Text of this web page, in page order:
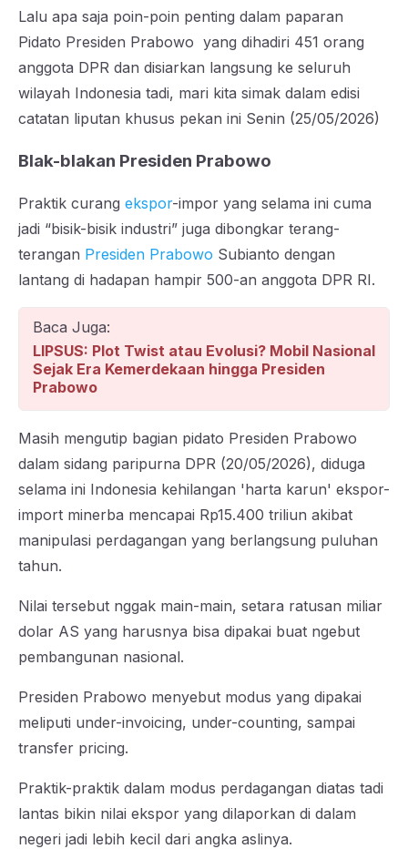
Lalu apa saja poin-poin penting dalam paparan
Pidato Presiden Prabowo yang dihadiri 451 orang
anggota DPR dan disiarkan langsung ke seluruh
wilayah Indonesia tadi, mari kita simak dalam edisi
catatan liputan khusus pekan ini Senin (25/05/2026)
Blak-blakan Presiden Prabowo
Praktik curang ekspor-impor yang selama ini cuma
jadi “bisik-bisik industri” juga dibongkar terang-
terangan Presiden Prabowo Subianto dengan
lantang di hadapan hampir 500-an anggota DPR RI.
Baca Juga:
LIPSUS: Plot Twist atau Evolusi? Mobil Nasional
Sejak Era Kemerdekaan hingga Presiden
Prabowo
Masih mengutip bagian pidato Presiden Prabowo
dalam sidang paripurna DPR (20/05/2026), diduga
selama ini Indonesia kehilangan 'harta karun' ekspor-
import minerba mencapai Rp15.400 triliun akibat
manipulasi perdagangan yang berlangsung puluhan
tahun.
Nilai tersebut nggak main-main, setara ratusan miliar
dolar AS yang harusnya bisa dipakai buat ngebut
pembangunan nasional.
Presiden Prabowo menyebut modus yang dipakai
meliputi under-invoicing, under-counting, sampai
transfer pricing.
Praktik-praktik dalam modus perdagangan diatas tadi
lantas bikin nilai ekspor yang dilaporkan di dalam
negeri jadi lebih kecil dari angka aslinya.